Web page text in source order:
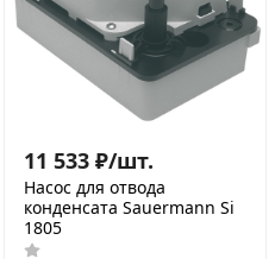
11 533 ₽/шт.
Насос для отвода
конденсата Sauermann Si
1805